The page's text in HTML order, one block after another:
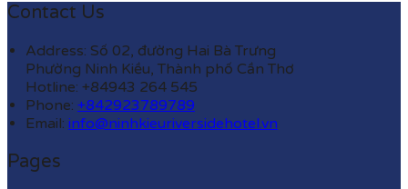
Contact Us
Address: Số 02, đường Hai Bà Trưng
Phường Ninh Kiều, Thành phố Cần Thơ
Hotline: +84943 264 545
Phone: +842923789789
Email: info@ninhkieuriversidehotel.vn
Pages